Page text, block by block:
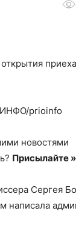
prioinfo
новостями
Присылайте »
Сергея
написала